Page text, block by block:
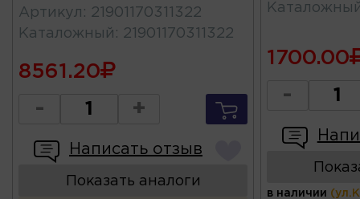
Артикул : 21901170311322
Каталожный : 21901170311322
8561.20
- +
Написать отзыв
Показать аналоги
1700.00
-
в наличии